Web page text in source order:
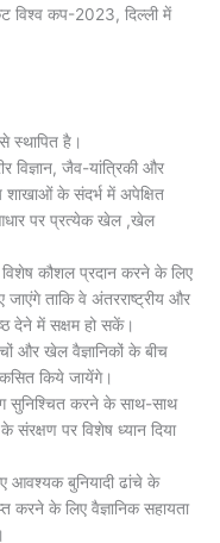
विश्व कप-2023, दिल्ली में
से स्थापित है।
विज्ञान, जैव-यांत्रिकी और
शाखाओं के संदर्भ में अपेक्षित
आधार पर प्रत्येक खेल ,खेल
विशेष कौशल प्रदान करने के लिए
ताकि वे अंतरराष्ट्रीय और
देने में सक्षम हो सकें।
और खेल वैज्ञानिकों के बीच
किये जायेंगे।
सुनिश्चित करने के साथ-साथ
संरक्षण पर विशेष ध्यान दिया
आवश्यक बुनियादी ढांचे के
करने के लिए वैज्ञानिक सहायता